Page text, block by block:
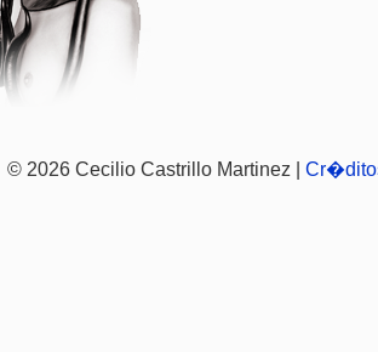
© 2026 Cecilio Castrillo Martinez |